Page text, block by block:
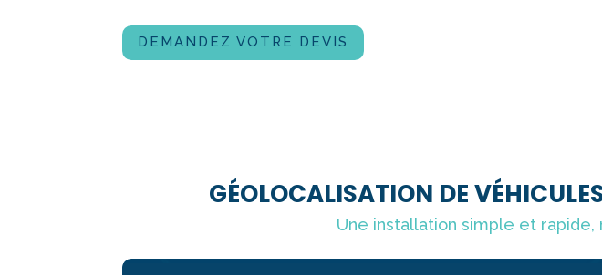
DEMANDEZ VOTRE DEVIS
GÉOLOCALISATION DE
Une installation simple et